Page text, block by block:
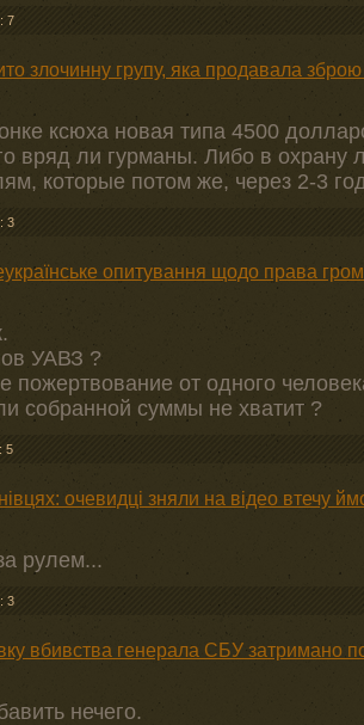
7
злочинну групу, яка продавала
ксюха новая типа 4500
вряд ли гурманы. Либо в охрану
которые потом же, через 2-3
3
опитування щодо права
УАВЗ ?
пожертвование от одного
собранной суммы не хватит ?
5
очевидці зняли на відео втечу
рулем...
3
вбивства генерала СБУ затримано
нечего.